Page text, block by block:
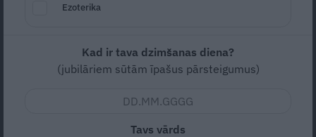
sistēma. Kā izvēlēties īsto?
Ezoterika
Kad ir tava dzimšanas diena?
(jubilāriem sūtām īpašus pārsteigumus)
Tavs vārds